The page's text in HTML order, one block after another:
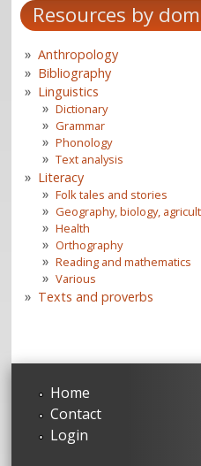
Resources by
Anthropology
Bibliography
Linguistics
Dictionary
Grammar
Phonology
Text analysis
Literacy
Folk tales and stories
Geography, biology,
Health
Orthography
Reading and mathematics
Various
Texts and proverbs
Home
Contact
Login